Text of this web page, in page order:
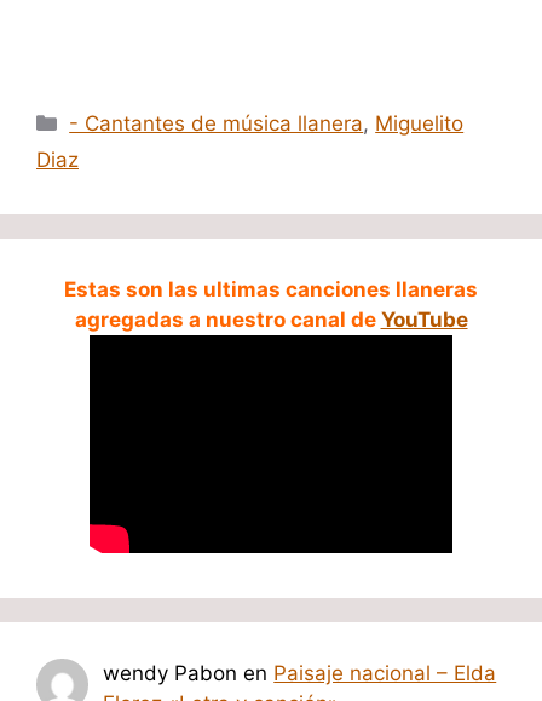
Categorías
- Cantantes de música llanera, Miguelito
Diaz
Estas son las ultimas canciones llaneras
agregadas a nuestro canal de YouTube
wendy Pabon en Paisaje nacional – Elda